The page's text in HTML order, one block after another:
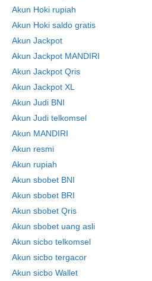
Akun Hoki rupiah
Akun Hoki saldo gratis
Akun Jackpot
Akun Jackpot MANDIRI
Akun Jackpot Qris
Akun Jackpot XL
Akun Judi BNI
Akun Judi telkomsel
Akun MANDIRI
Akun resmi
Akun rupiah
Akun sbobet BNI
Akun sbobet BRI
Akun sbobet Qris
Akun sbobet uang asli
Akun sicbo telkomsel
Akun sicbo tergacor
Akun sicbo Wallet